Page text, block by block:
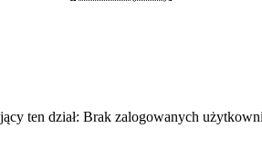
ten dział: Brak zalogowanych